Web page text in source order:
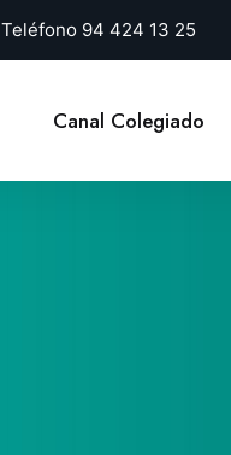
Teléfono 94 424 13 25
Canal Colegiado